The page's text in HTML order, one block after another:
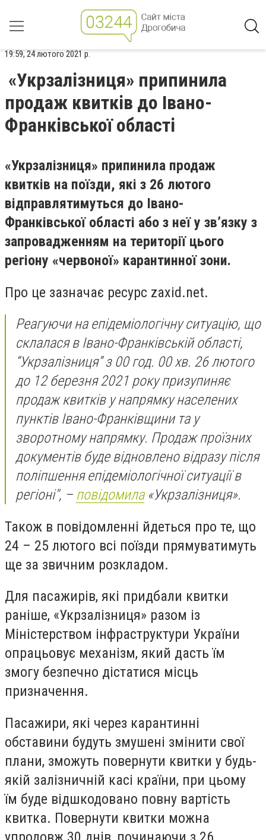
19:59, 24 лютого 2021 р.
«Укрзалізниця» припинила
продаж квитків до Івано-
Франківської області
«Укрзалізниця» припинила продаж
квитків на поїзди, які з 26 лютого
відправлятимуться до Івано-
Франківської області або з неї у зв’язку з
запровадженням на території цього
регіону «червоної» карантинної зони.
Про це зазначає ресурс zaxid.net.
Реагуючи на епідеміологічну ситуацію, що
склалася в Івано-Франківській області,
“Укрзалізниця” з 00 год. 00 хв. 26 лютого
до 12 березня 2021 року призупиняє
продаж квитків у напрямку населених
пунктів Івано-Франківщини та у
зворотному напрямку. Продаж проїзних
документів буде відновлено відразу після
поліпшення епідеміологічної ситуації в
регіоні", – повідомила«Укрзалізниця».
Також в повідомленні йдеться про те, що
24 – 25 лютого всі поїзди прямуватимуть
ще за звичним розкладом.
Для пасажирів, які придбали квитки
раніше, «Укрзалізниця» разом із
Міністерством інфраструктури України
опрацьовує механізм, який дасть їм
змогу безпечно дістатися місць
призначення.
Пасажири, які через карантинні
обставини будуть змушені змінити свої
плани, зможуть повернути квитки у будь-
якій залізничній касі країни, при цьому
їм буде відшкодовано повну вартість
квитка. Повернути квитки можна